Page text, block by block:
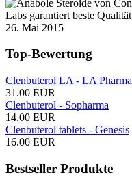
26. Mai 2015
Top-Bewertung
Clenbuterol LA - LA Pharma
31.00 EUR
Clenbuterol - Sopharma
14.00 EUR
Clenbuterol tablets - Genesis
16.00 EUR
Bestseller Produkte